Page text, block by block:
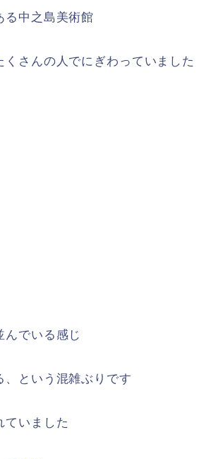
る中之島美術館
さんの人でにぎわっていました
んでいる感じ
、という混雑ぶりです
ていました